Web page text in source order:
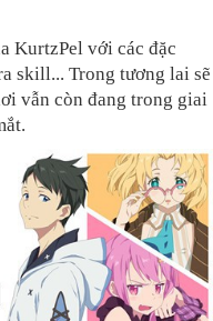
KurtzPel với các đặc
skill... Trong tương lai sẽ
vẫn còn đang trong giai